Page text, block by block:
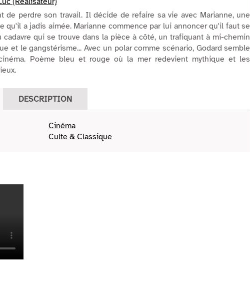
de perdre son travail. Il décide de refaire sa vie avec Marianne, une
qu'il a jadis aimée. Marianne commence par lui annoncer qu'il faut se
cadavre qui se trouve dans la pièce à côté, un trafiquant à mi-chemin
et le gangstérisme... Avec un polar comme scénario, Godard semble
Poème bleu et rouge où la mer redevient mythique et les
DESCRIPTION
Cinéma
Culte & Classique